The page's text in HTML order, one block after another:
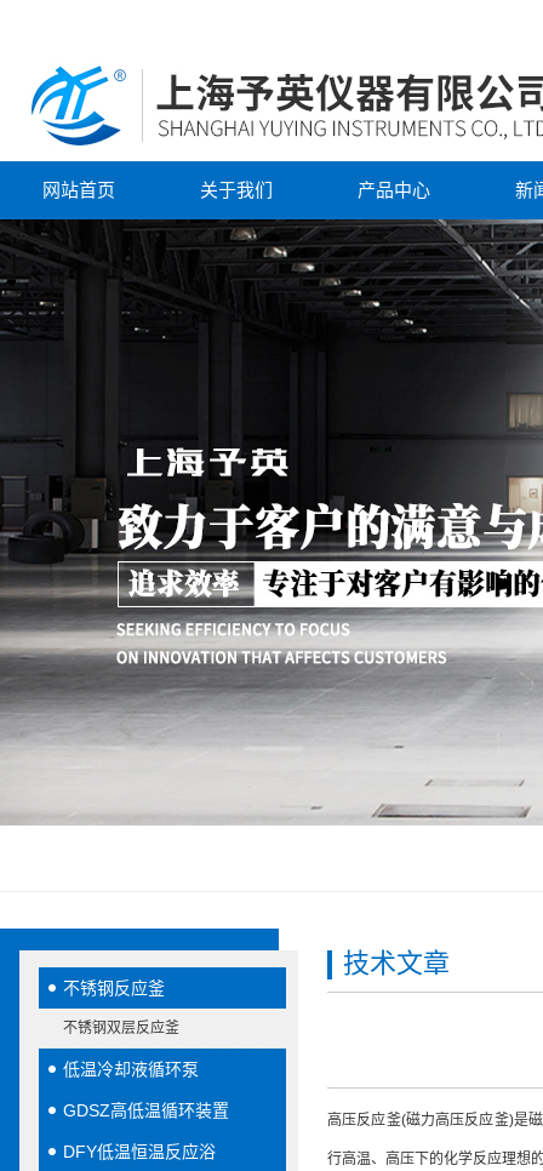
网站首页 关于我们 产品中心 新
不锈钢反应釜
不锈钢双层反应釜
低温冷却液循环泵
GDSZ高低温循环装置
DFY低温恒温反应浴
技术文章
高压反应釜(磁力高压反应釜)是
行高温、高压下的化学反应理想